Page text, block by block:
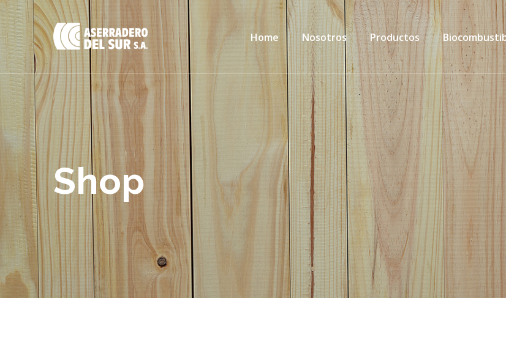
Home Nosotros Productos
Shop